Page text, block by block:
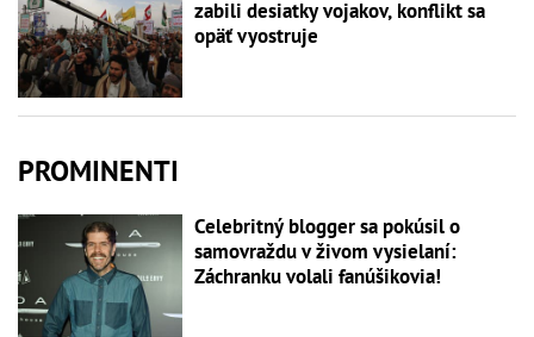
zabili desiatky vojakov, konflikt sa
opäť vyostruje
PROMINENTI
Celebritný blogger sa pokúsil o
samovraždu v živom vysielaní:
Záchranku volali fanúšikovia!